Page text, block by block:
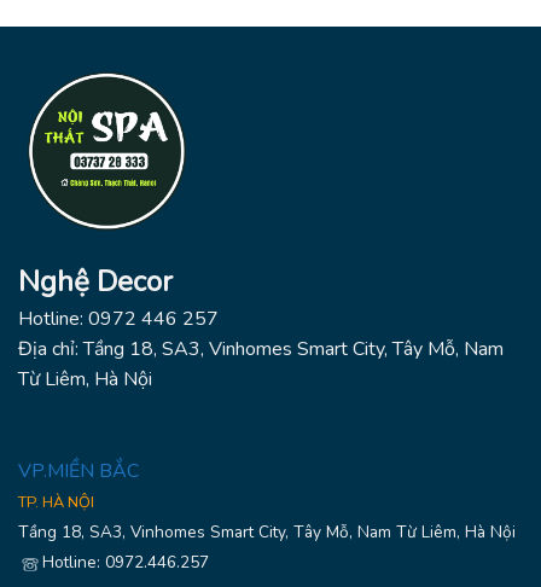
Nghệ Decor
Hotline: 0972 446 257
Địa chỉ: Tầng 18, SA3, Vinhomes Smart City, Tây Mỗ, Nam
Từ Liêm, Hà Nội
VP.MIỀN BẮC
TP. HÀ NỘI
Tầng 18, SA3, Vinhomes Smart City, Tây Mỗ, Nam Từ Liêm, Hà Nội
Hotline: 0972.446.257